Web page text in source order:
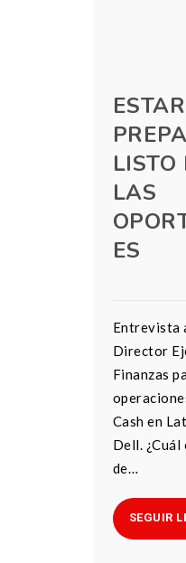
ESTAR
LISTO
LAS
ES
Entrevista
Director
Finanzas
Cash en
Dell.
de…
SEGUIR